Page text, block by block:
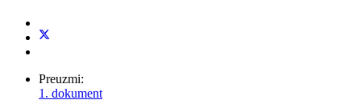
Preuzmi:
1. dokument